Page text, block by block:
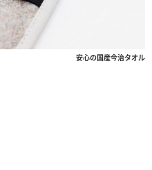
安心の国産今治タオル